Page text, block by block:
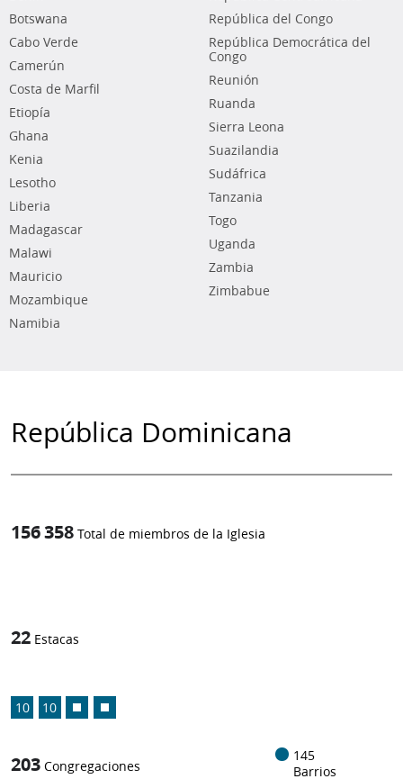
Botswana
Cabo Verde
Camerún
Costa de Marfil
Etiopía
Ghana
Kenia
Lesotho
Liberia
Madagascar
Malawi
Mauricio
Mozambique
Namibia
República del Congo
República Democrática del
Congo
Reunión
Ruanda
Sierra Leona
Suazilandia
Sudáfrica
Tanzania
Togo
Uganda
Zambia
Zimbabue
República Dominicana
156 358 Total de miembros de la Iglesia
22 Estacas
10 10
203 Congregaciones
145
Barrios